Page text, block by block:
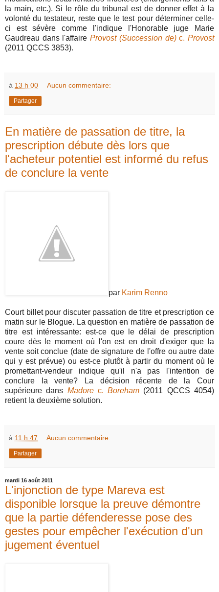
la main, etc.). Si le rôle du tribunal est de donner effet à la
volonté du testateur, reste que le test pour déterminer celle-
ci est sévère comme l'indique l'Honorable juge Marie
Gaudreau dans l'affaireProvost (Succession de)c.Provost
(2011 QCCS 3853).
à 13 h 00 Aucun commentaire:
Partager
En matière de passation de titre, la
prescription débute dès lors que
l'acheteur potentiel est informé du refus
de conclure la vente
par Karim Renno
Court billet pour discuter passation de titre et prescription ce
matin sur le Blogue. La question en matière de passation de
titre est intéressante: est-ce que le délai de prescription
coure dès le moment où l'on est en droit d'exiger que la
vente soit conclue (date de signature de l'offre ou autre date
qui y est prévue) ou est-ce plutôt à partir du moment où le
promettant-vendeur indique qu'il n'a pas l'intention de
conclure la vente? La décision récente de la Cour
supérieure dans Madorec.Boreham (2011 QCCS 4054)
retient la deuxième solution.
à 11 h 47 Aucun commentaire:
Partager
mardi 16 août 2011
L'injonction de type Mareva est
disponible lorsque la preuve démontre
que la partie défenderesse pose des
gestes pour empêcher l'exécution d'un
jugement éventuel